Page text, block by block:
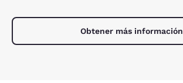
Obtener más información